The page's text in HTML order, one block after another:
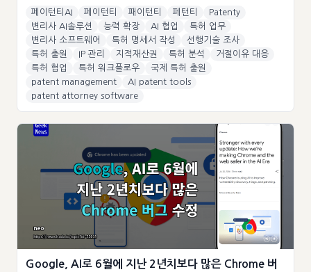
페이턴티AI 페이턴티 패이턴티 페턴티
Patenty
변리사 AI솔루션
능력 확장 AI 협업
특허 업무
변리사 소프트웨어
특허 명세서 작성
선행기술 조사
특허 출원
IP 관리 지적재산권 특허 분석
거절이유 대응
특허 협업
특허 워크플로우
국제 특허 출원
patent management
AI patent tools
patent attorney software
Google, AI로 6월에 지난 2년치보다 많은 Chrome 버